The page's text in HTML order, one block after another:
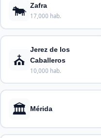
🐄 Zafra
17,000 hab.
⛪
Jerez de los
Caballeros
10,000 hab.
🏛️ Mérida